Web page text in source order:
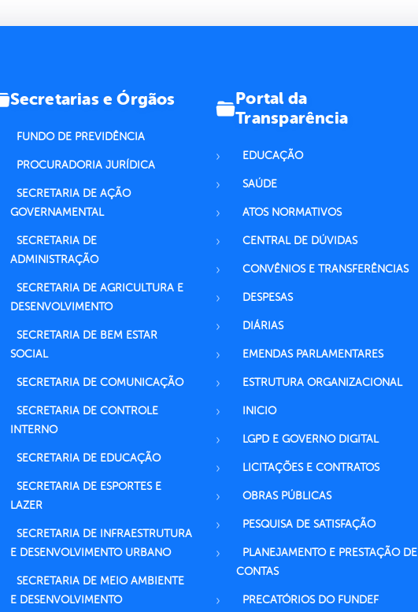
Secretarias e Órgãos
FUNDO DE PREVIDÊNCIA
PROCURADORIA JURÍDICA
SECRETARIA DE AÇÃO
GOVERNAMENTAL
SECRETARIA DE
ADMINISTRAÇÃO
SECRETARIA DE AGRICULTURA E
DESENVOLVIMENTO
SECRETARIA DE BEM ESTAR
SOCIAL
SECRETARIA DE COMUNICAÇÃO
SECRETARIA DE CONTROLE
INTERNO
SECRETARIA DE EDUCAÇÃO
SECRETARIA DE ESPORTES E
LAZER
SECRETARIA DE INFRAESTRUTURA
E DESENVOLVIMENTO URBANO
SECRETARIA DE MEIO AMBIENTE
E DESENVOLVIMENTO
Portal da
Transparência
EDUCAÇÃO
SAÚDE
ATOS NORMATIVOS
CENTRAL DE DÚVIDAS
CONVÊNIOS E TRANSFERÊNCIAS
DESPESAS
DIÁRIAS
EMENDAS PARLAMENTARES
ESTRUTURA ORGANIZACIONAL
INICIO
LGPD E GOVERNO DIGITAL
LICITAÇÕES E CONTRATOS
OBRAS PÚBLICAS
PESQUISA DE SATISFAÇÃO
PLANEJAMENTO E PRESTAÇÃO DE
CONTAS
PRECATÓRIOS DO FUNDEF